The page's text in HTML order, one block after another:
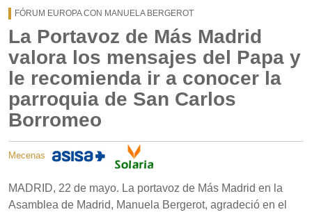
FÓRUM EUROPA CON MANUELA BERGEROT
La Portavoz de Más Madrid
valora los mensajes del Papa y
le recomienda ir a conocer la
parroquia de San Carlos
Borromeo
Mecenas
MADRID, 22 de mayo. La portavoz de Más Madrid en la
Asamblea de Madrid, Manuela Bergerot, agradeció en el